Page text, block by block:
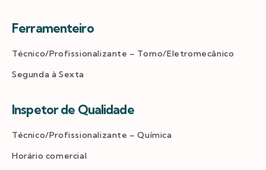
Ferramenteiro
Técnico/Profissionalizante – Torno/Eletromecânico
Segunda à Sexta
Inspetor de Qualidade
Técnico/Profissionalizante – Química
Horário comercial